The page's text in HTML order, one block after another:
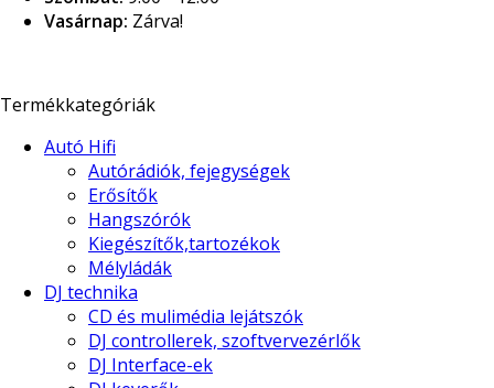
Vasárnap: Zárva!
Termékkategóriák
Autó Hifi
Autórádiók, fejegységek
Erősítők
Hangszórók
Kiegészítők,tartozékok
Mélyládák
DJ technika
CD és mulimédia lejátszók
DJ controllerek, szoftvervezérlők
DJ Interface-ek